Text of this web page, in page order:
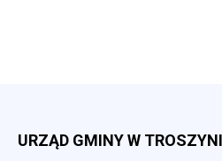
URZĄD GMINY W